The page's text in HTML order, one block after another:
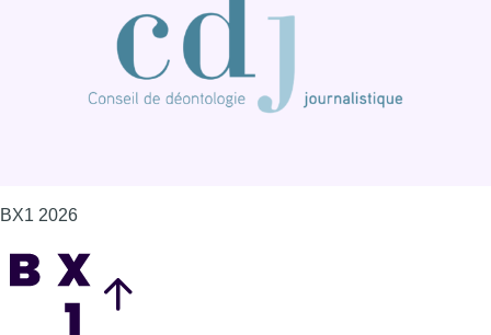
BX1 2026